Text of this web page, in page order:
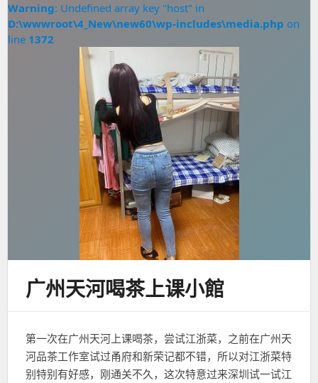
Warning: Undefined array key "host" in
D:\wwwroot\4_New\new60\wp-includes\media.php on
line 1372
广州天河喝茶上课小館
第一次在广州天河上课喝茶，尝试江浙菜，之前在广州天
河品茶工作室试过甬府和新荣记都不错，所以对江浙菜特
别特别有好感，刚通关不久，这次特意过来深圳试一试江